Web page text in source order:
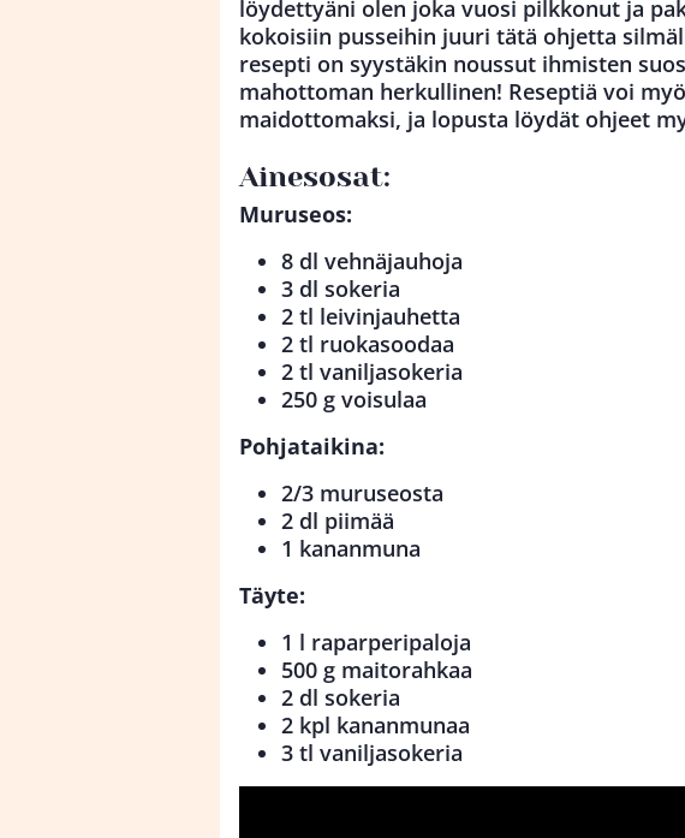
löydettyäni olen joka vuosi pilkkonut ja
kokoisiin pusseihin juuri tätä ohjetta
resepti on syystäkin noussut ihmisten
mahottoman herkullinen! Reseptiä voi
maidottomaksi, ja lopusta löydät ohjeet
Ainesosat:
Muruseos:
8 dl vehnäjauhoja
3 dl sokeria
2 tl leivinjauhetta
2 tl ruokasoodaa
2 tl vaniljasokeria
250 g voisulaa
Pohjataikina:
2/3 muruseosta
2 dl piimää
1 kananmuna
Täyte:
1 l raparperipaloja
500 g maitorahkaa
2 dl sokeria
2 kpl kananmunaa
3 tl vaniljasokeria